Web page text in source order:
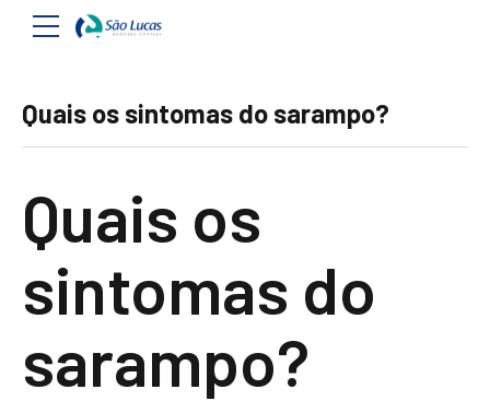
Quais os sintomas do sarampo?
Quais os
sintomas do
sarampo?